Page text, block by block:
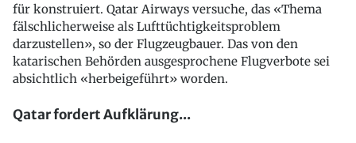
für konstruiert. Qatar Airways versuche, das «Thema
fälschlicherweise als Lufttüchtigkeitsproblem
darzustellen», so der Flugzeugbauer. Das von den
katarischen Behörden ausgesprochene Flugverbote sei
absichtlich «herbeigeführt» worden.
Qatar fordert Aufklärung...